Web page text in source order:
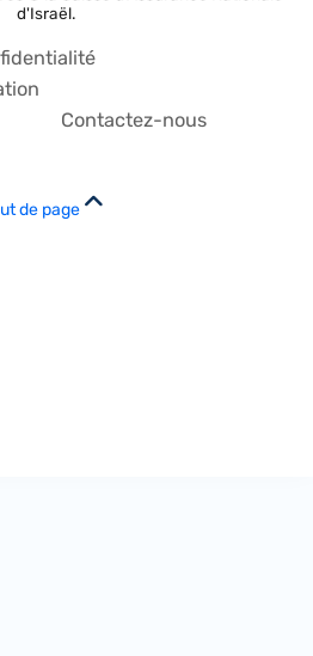
d'Israël.
Contactez-nous
de page